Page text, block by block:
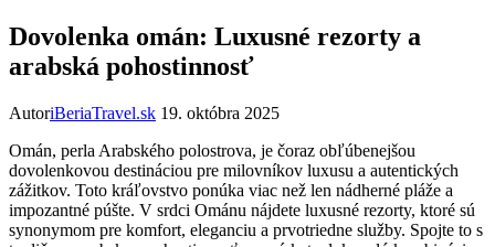
Dovolenka omán: Luxusné rezorty a
arabská pohostinnosť
AutoriBeriaTravel.sk 19. októbra 2025
Omán, perla Arabského polostrova, je čoraz obľúbenejšou
dovolenkovou destináciou pre milovníkov luxusu a autentických
zážitkov. Toto kráľovstvo ponúka viac než len nádherné pláže a
impozantné púšte. V srdci Ománu nájdete luxusné rezorty, ktoré sú
synonymom pre komfort, eleganciu a prvotriedne služby. Spojte to s